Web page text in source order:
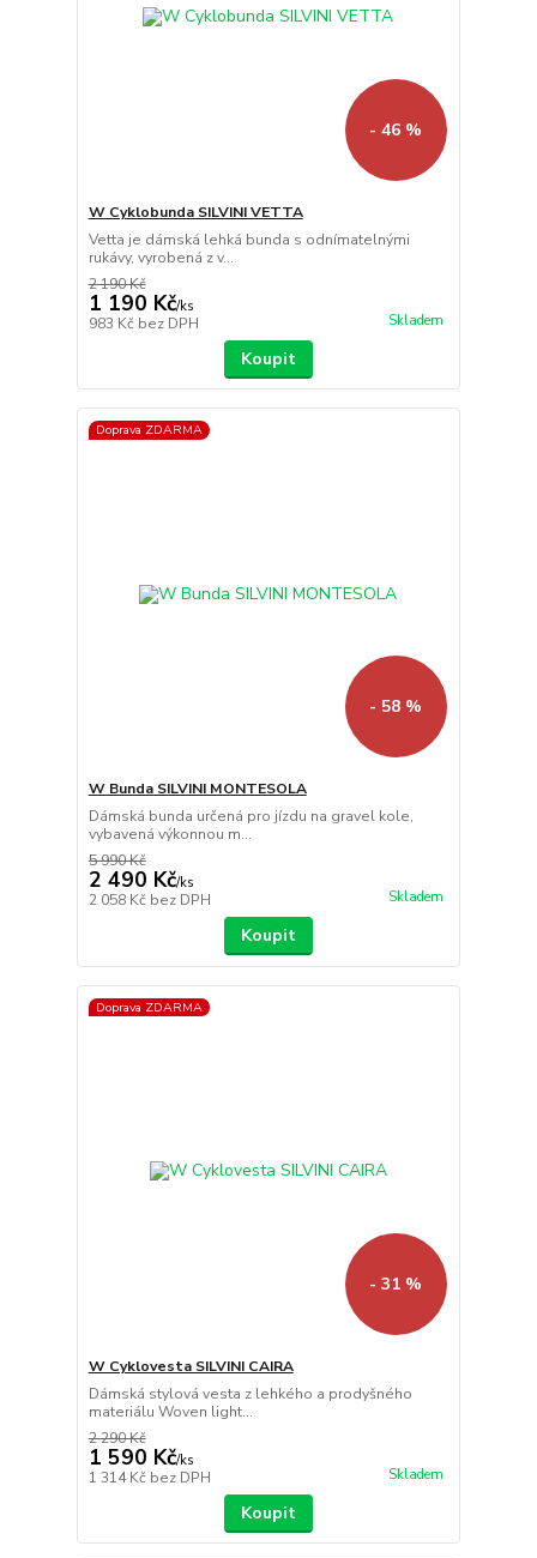
- 46 %
W Cyklobunda SILVINI VETTA
Vetta je dámská lehká bunda s odnímatelnými
rukávy, vyrobená z v...
2 190 Kč
1 190 Kč/ks
983 Kč bez DPH Skladem
Koupit
Doprava ZDARMA
- 58 %
W Bunda SILVINI MONTESOLA
Dámská bunda určená pro jízdu na gravel kole,
vybavená výkonnou m...
5 990 Kč
2 490 Kč/ks
2 058 Kč bez DPH Skladem
Koupit
Doprava ZDARMA
- 31 %
W Cyklovesta SILVINI CAIRA
Dámská stylová vesta z lehkého a prodyšného
materiálu Woven light...
2 290 Kč
1 590 Kč/ks
1 314 Kč bez DPH Skladem
Koupit